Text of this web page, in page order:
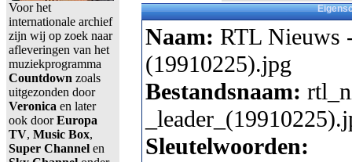
Voor het
internationale archief
zijn wij op zoek naar
afleveringen van het
muziekprogramma
Countdown zoals
uitgezonden door
Veronica en later
ook doorEuropa
TV, Music Box,
Super Channel en
Naam: RTL Nieuws
(19910225).jpg
Bestandsnaam:
Sleutelwoorden: